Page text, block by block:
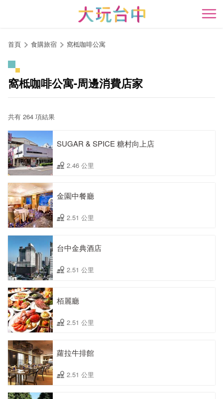
開
首頁 食購旅宿 窩柢咖啡公寓
窩柢咖啡公寓-周邊消費店家
共有 264 項結果
SUGAR & SPICE 糖村向上店
2.46 公里
金園中餐廳
2.51 公里
台中金典酒店
2.51 公里
栢麗廳
2.51 公里
蘿拉牛排館
2.51 公里